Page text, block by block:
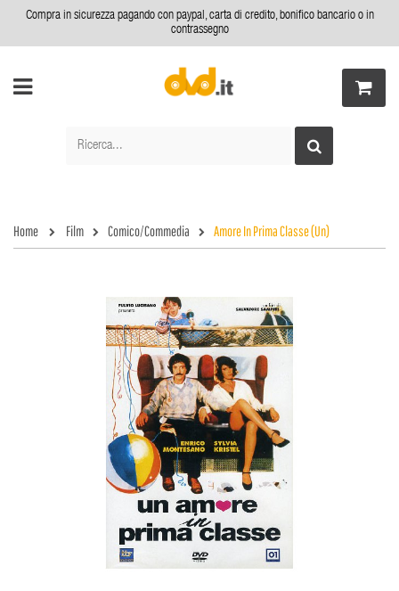
Compra in sicurezza pagando con paypal, carta di credito, bonifico bancario o in
contrassegno
Home Film Comico/Commedia Amore In Prima Classe (Un)